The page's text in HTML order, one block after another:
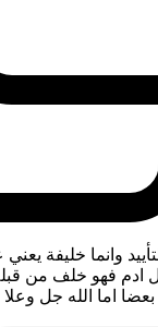
وانما خليفة
ادم فهو خلف من
اما الله جل وعلا